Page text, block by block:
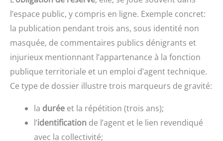
l’espace public, y compris en ligne. Exemple concret:
la publication pendant trois ans, sous identité non
masquée, de commentaires publics dénigrants et
injurieux mentionnant l’appartenance à la fonction
publique territoriale et un emploi d’agent technique.
Ce type de dossier illustre trois marqueurs de gravité:
la durée et la répétition (trois ans);
l’identification de l’agent et le lien revendiqué
avec la collectivité;